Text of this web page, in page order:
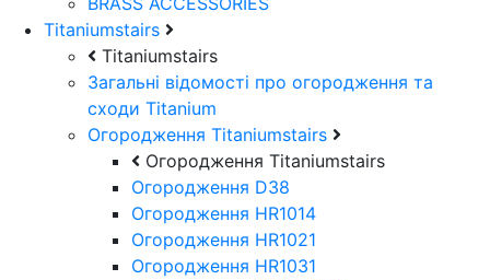
Titaniumstairs
Titaniumstairs
Загальні відомості про огородження та
сходи Titanium
Огородження Titaniumstairs
Огородження Titaniumstairs
Огородження D38
Огородження HR1014
Огородження HR1021
Огородження HR1031